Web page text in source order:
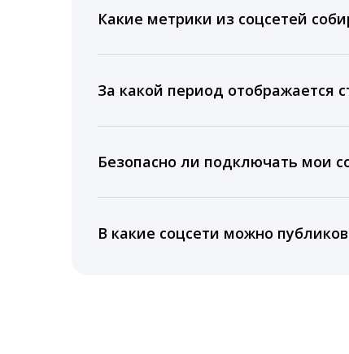
Какие метрики из соцсетей
время для публикации, показываем
За какой период отображается
подключении тарифа Блогер. При
5 лет.
Безопасно ли подключать мои
информацию третьим лицам.
В какие соцсети можно